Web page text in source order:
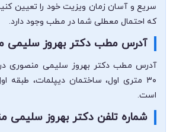
سریع و آسان زمان ویزیت خود را تعیین
که احتمال معطلی شما در مطب وجود دارد.
آدرس مطب دکتر بهروز سلیمی
است.
شماره تلفن دکتر بهروز سلیمی